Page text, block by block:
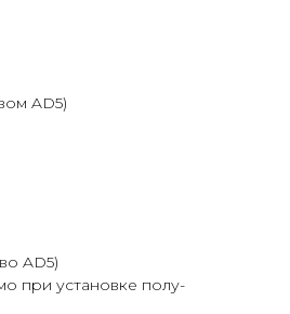
AD5)
AD5)
при установке полу-